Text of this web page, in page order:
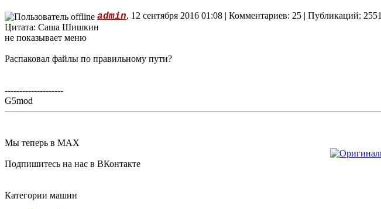
admin, 12 сентября 2016 01:08 | Комментариев: 25 | Публикаций: 2551
Цитата: Саша Шишкин
не показывает меню
Распаковал файлы по правильному пути?
--------------------
G5mod
Мы теперь в MAX
Подпишитесь на нас в ВКонтакте
Категории машин